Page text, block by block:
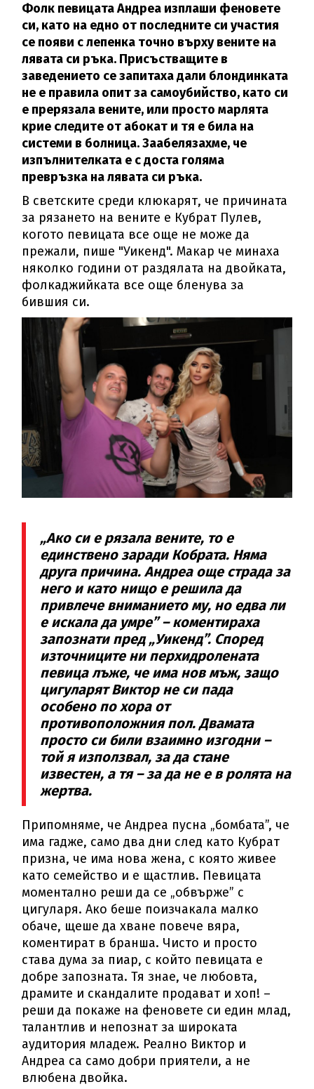
Фолк певицата Андреа изплаши феновете
си, като на едно от последните си участия
се появи с лепенка точно върху вените на
лявата си ръка. Присъстващите в
заведението се запитаха дали блондинката
не е правила опит за самоубийство, като си
е прерязала вените, или просто марлята
крие следите от абокат и тя е била на
системи в болница. Заабелязахме, че
изпълнителката е с доста голяма
превръзка на лявата си ръка.
В светските среди клюкарят, че причината
за рязането на вените е Кубрат Пулев,
когото певицата все още не може да
прежали, пише "Уикенд". Макар че минаха
няколко години от раздялата на двойката,
фолкаджийката все още бленува за
бившия си.
„Ако си е рязала вените, то е
единствено заради Кобрата. Няма
друга причина. Андреа още страда за
него и като нищо е решила да
привлече вниманието му, но едва ли
е искала да умре” – коментираха
запознати пред „Уикенд”. Според
източниците ни перхидролената
певица лъже, че има нов мъж, защо
цигуларят Виктор не си пада
особено по хора от
противоположния пол. Двамата
просто си били взаимно изгодни –
той я използвал, за да стане
известен, а тя – за да не е в ролята на
жертва.
Припомняме, че Андреа пусна „бомбата”, че
има гадже, само два дни след като Кубрат
призна, че има нова жена, с която живее
като семейство и е щастлив. Певицата
моментално реши да се „обвърже” с
цигуларя. Ако беше поизчакала малко
обаче, щеше да хване повече вяра,
коментират в бранша. Чисто и просто
става дума за пиар, с който певицата е
добре запозната. Тя знае, че любовта,
драмите и скандалите продават и хоп! –
реши да покаже на феновете си един млад,
талантлив и непознат за широката
аудитория младеж. Реално Виктор и
Андреа са само добри приятели, а не
влюбена двойка.